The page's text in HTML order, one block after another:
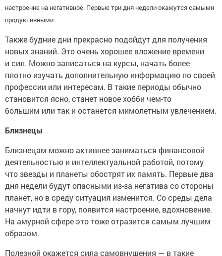
настроение на негативное. Первые три дня недели окажутся самыми
продуктивными.
Также будние дни прекрасно подойдут для получения
новых знаний. Это очень хорошее вложение времени
и сил. Можно записаться на курсы, начать более
плотно изучать дополнительную информацию по своей
профессии или интересам. В такие периоды обычно
становится ясно, станет новое хобби чем-то
большим или так и останется мимолетным увлечением.
Близнецы
Близнецам можно активнее заниматься финансовой
деятельностью и интеллектуальной работой, потому
что звезды и планеты обострят их память. Первые два
дня недели будут опасными из-за негатива со стороны
планет, но в среду ситуация изменится. Со среды дела
начнут идти в гору, появится настроение, вдохновение.
На амурной сфере это тоже отразится самым лучшим
образом.
Полезной окажется сила самовнушения — в такие